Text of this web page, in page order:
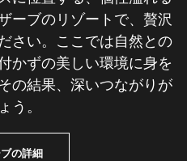
ーブのリゾートで、贅沢
さい。ここでは自然との
かずの美しい環境に身を
の結果、深いつながりが
う。
の詳細